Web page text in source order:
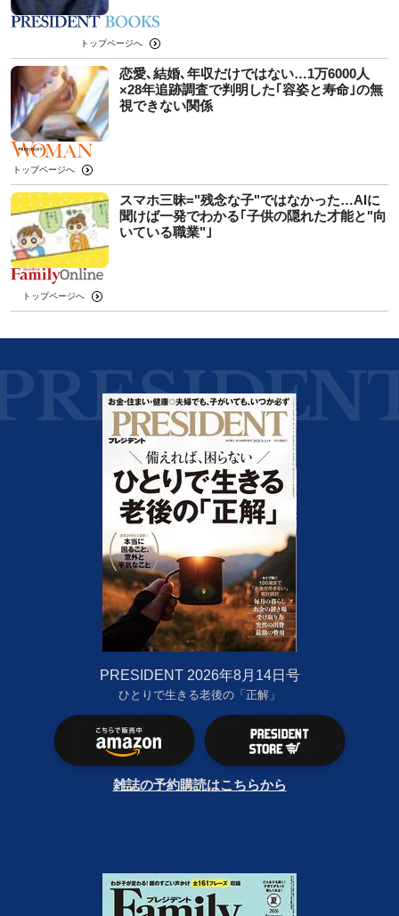
トップページへ
恋愛､結婚､年収だけではない…1万6000人
×28年追跡調査で判明した｢容姿と寿命｣の無
視できない関係
トップページへ
スマホ三昧="残念な子"ではなかった…AIに
聞けば一発でわかる｢子供の隠れた才能と"向
いている職業"｣
トップページへ
PRESIDENT 2026年8月14日号
ひとりで生きる老後の「正解」
雑誌の予約購読はこちらから